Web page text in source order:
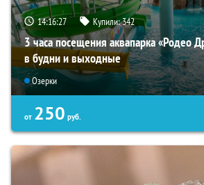
14:16:26 Купили:342
3 часа посещения аквапарка «Родео
в будни и выходные
Озерки
от 250 руб.